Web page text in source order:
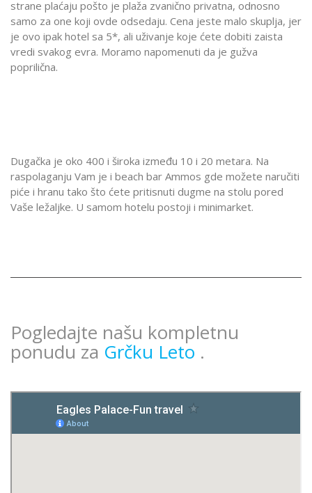
strane plaćaju pošto je plaža zvanično privatna, odnosno
samo za one koji ovde odsedaju. Cena jeste malo skuplja, jer
je ovo ipak hotel sa 5*, ali uživanje koje ćete dobiti zaista
vredi svakog evra. Moramo napomenuti da je gužva
poprilična.
Dugačka je oko 400 i široka između 10 i 20 metara. Na
raspolaganju Vam je i beach bar Ammos gde možete naručiti
piće i hranu tako što ćete pritisnuti dugme na stolu pored
Vaše ležaljke. U samom hotelu postoji i minimarket.
Pogledajte našu kompletnu
ponudu za Grčku Leto .